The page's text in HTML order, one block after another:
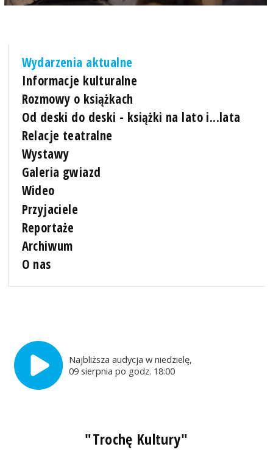
Wydarzenia aktualne
Informacje kulturalne
Rozmowy o książkach
Od deski do deski - książki na lato i...lata
Relacje teatralne
Wystawy
Galeria gwiazd
Wideo
Przyjaciele
Reportaże
Archiwum
O nas
Najbliższa audycja w niedzielę,
09 sierpnia po godz. 18:00
"Trochę Kultury"